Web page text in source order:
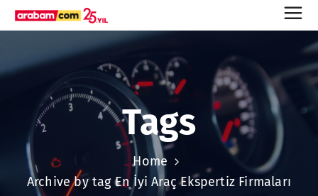
Tags
Home
Archive by tag En İyi Araç Ekspertiz Firmaları